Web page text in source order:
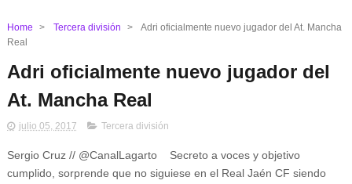
Home > Tercera división >
Adri oficialmente nuevo jugador del At. Mancha
Real
Adri oficialmente nuevo jugador del
At. Mancha Real
julio 05, 2017 Tercera división
Sergio Cruz // @CanalLagarto Secreto a voces y objetivo
cumplido, sorprende que no siguiese en el Real Jaén CF siendo